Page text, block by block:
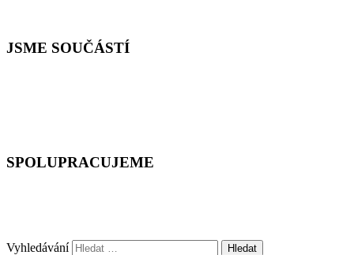
JSME SOUČÁSTÍ
SPOLUPRACUJEME
Vyhledávání